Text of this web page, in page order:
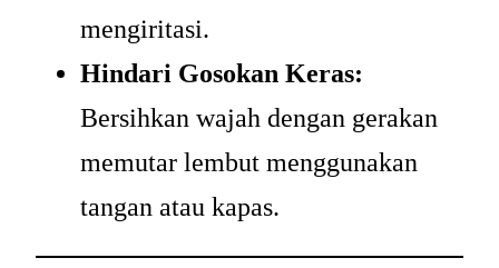
mengiritasi.
Hindari Gosokan Keras:
Bersihkan wajah dengan gerakan
memutar lembut menggunakan
tangan atau kapas.